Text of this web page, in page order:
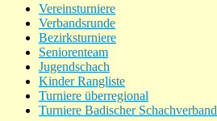
Vereinsturniere
Verbandsrunde
Bezirksturniere
Seniorenteam
Jugendschach
Kinder Rangliste
Turniere überregional
Turniere Badischer Schachverband